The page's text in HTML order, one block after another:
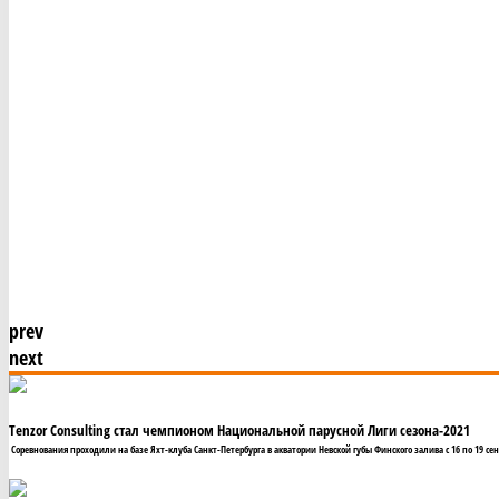
prev
next
Tenzor Consulting стал чемпионом Национальной парусной Лиги сезона-2021
Соревнования проходили на базе Яхт-клуба Санкт-Петербурга в акватории Невской губы Финского залива с 16 по 19